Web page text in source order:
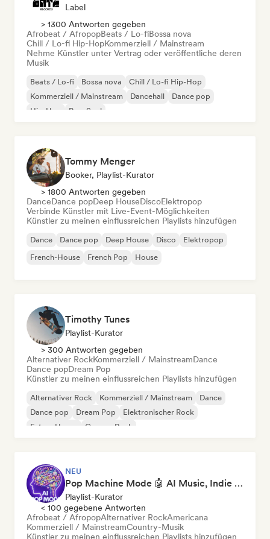
Label
> 1300 Antworten gegeben
Afrobeat / AfropopBeats / Lo-fiBossa nova
Chill / Lo-fi Hip-HopKommerziell / Mainstream
Nehme Künstler unter Vertrag oder veröffentliche deren
Musik
Beats / Lo-fi Bossa nova
Chill / Lo-fi Hip-Hop
Kommerziell / Mainstream
Dancehall
Dance pop
Hip-Hop
Pop-Soul
Tommy Menger
Booker, Playlist-Kurator
> 1800 Antworten gegeben
DanceDance popDeep HouseDiscoElektropop
Verbinde Künstler mit Live-Event-Möglichkeiten
Künstler zu meinen einflussreichen Playlists hinzufügen
Dance Dance pop Deep House Disco
Elektropop
French-House
French Pop House
Timothy Tunes
Playlist-Kurator
> 300 Antworten gegeben
Alternativer RockKommerziell / MainstreamDance
Dance popDream Pop
Künstler zu meinen einflussreichen Playlists hinzufügen
Alternativer Rock Kommerziell / Mainstream
Dance
Dance pop
Dream Pop
Elektronischer Rock
Future House
Garage-Rock
NEU
Pop Machine Mode 🤖 AI Music, Indie Pop & Dream Pop
Playlist-Kurator
< 100 gegebene Antworten
Afrobeat / AfropopAlternativer RockAmericana
Kommerziell / MainstreamCountry-Musik
Künstler zu meinen einflussreichen Playlists hinzufügen